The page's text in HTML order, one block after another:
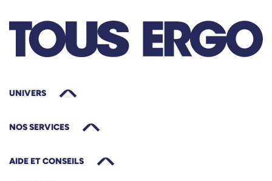
UNIVERS
NOS SERVICES
AIDE ET CONSEILS